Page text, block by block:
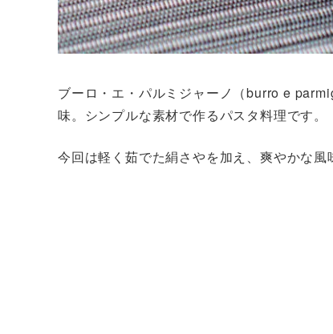
ブーロ・エ・パルミジャーノ（burro e
味。シンプルな素材で作るパスタ料理です。
今回は軽く茹でた絹さやを加え、爽やかな風